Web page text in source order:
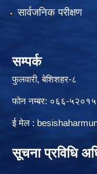
सार्वजनिक परीक्षण
सम्पर्क
फुलवारी, बेशिशहर-८
फोन नम्बर: ०६६-
ई मेल :
सूचना प्रविधि